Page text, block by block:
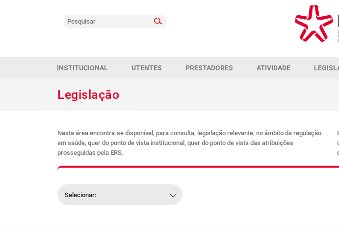
INSTITUCIONAL UTENTES PRESTADORES ATIVIDADE
Legislação
Nesta área encontra-se disponível, para consulta, legislação relevante, no âmbito da regulação
em saúde, quer do ponto de vista institucional, quer do ponto de vista das atribuições
prosseguidas pela ERS.
Selecionar: